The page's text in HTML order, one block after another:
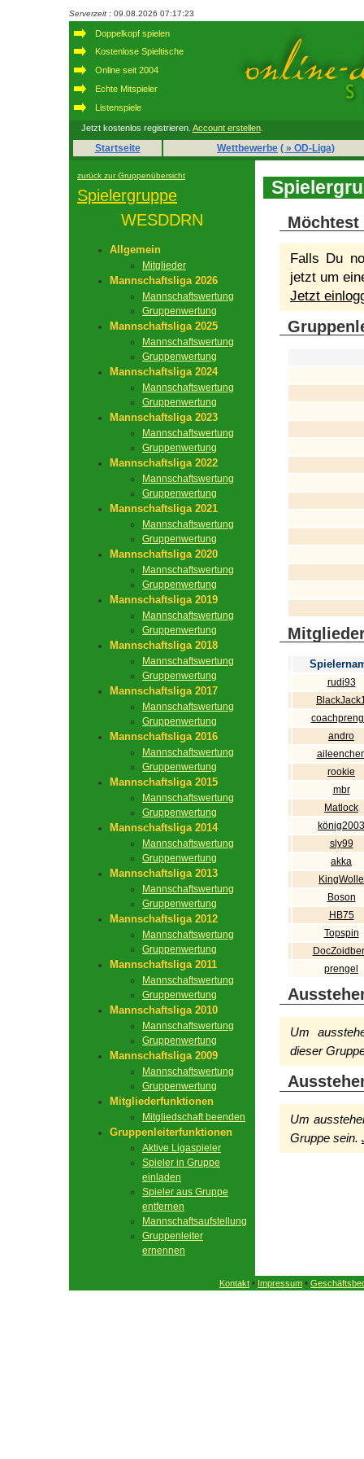
Serverzeit : 09.08.2026 07:17:23
Doppelkopf spielen
Kostenlose Spieltische
Online seit 2004
Echte Mitspieler
Listenspiele
Jetzt kostenlos registrieren. Account erstellen.
Startseite Wettbewerbe ( » OD-Liga)
zurück zur Gruppenübersicht
Spielergruppe
WESDDRN
Allgemein
Mitglieder
Mannschaftsliga 2026
Mannschaftswertung
Gruppenwertung
Mannschaftsliga 2025
Mannschaftswertung
Gruppenwertung
Mannschaftsliga 2024
Mannschaftswertung
Gruppenwertung
Mannschaftsliga 2023
Mannschaftswertung
Gruppenwertung
Mannschaftsliga 2022
Mannschaftswertung
Gruppenwertung
Mannschaftsliga 2021
Mannschaftswertung
Gruppenwertung
Mannschaftsliga 2020
Mannschaftswertung
Gruppenwertung
Mannschaftsliga 2019
Mannschaftswertung
Gruppenwertung
Mannschaftsliga 2018
Mannschaftswertung
Gruppenwertung
Mannschaftsliga 2017
Mannschaftswertung
Gruppenwertung
Mannschaftsliga 2016
Mannschaftswertung
Gruppenwertung
Mannschaftsliga 2015
Mannschaftswertung
Gruppenwertung
Mannschaftsliga 2014
Mannschaftswertung
Gruppenwertung
Mannschaftsliga 2013
Mannschaftswertung
Gruppenwertung
Mannschaftsliga 2012
Mannschaftswertung
Gruppenwertung
Mannschaftsliga 2011
Mannschaftswertung
Gruppenwertung
Mannschaftsliga 2010
Mannschaftswertung
Gruppenwertung
Mannschaftsliga 2009
Mannschaftswertung
Gruppenwertung
Mitgliederfunktionen
Mitgliedschaft beenden
Gruppenleiterfunktionen
Aktive Ligaspieler
Spieler in Gruppe
einladen
Spieler aus Gruppe
entfernen
Mannschaftsaufstellung
Gruppenleiter
ernennen
Möchtest
Falls Du
jetzt um
Jetzt
rudi93
andro
rookie
mbr
Matlock
könig2003
sly99
akka
KingWolle
Boson
HB75
Topspin
prengel
Um
dieser
Um
Gruppe sein.
Kontakt • Impressum •